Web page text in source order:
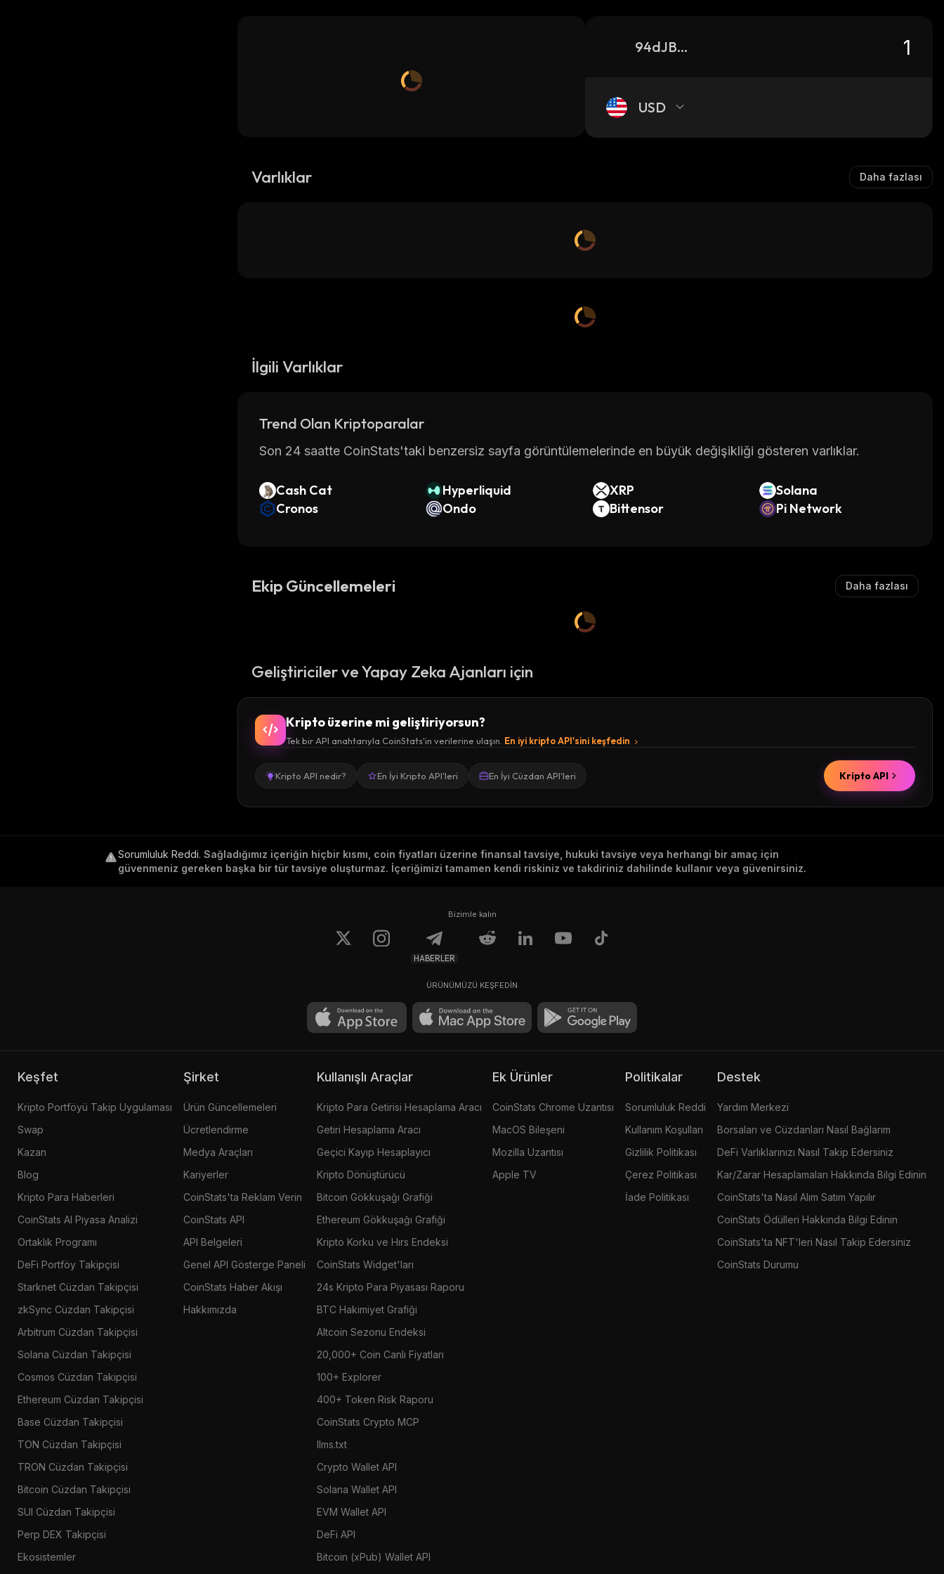
94dJBFLVRU9jf28ZVovUQYsVKm8RruciFC8MXkFDTTt8_solana
USD
Varlıklar Daha fazlası
İlgili Varlıklar
Trend Olan Kriptoparalar
Son 24 saatte CoinStats'taki benzersiz sayfa görüntülemelerinde en büyük değişikliği gösteren varlıklar.
Cash Cat Hyperliquid XRP
Solana
Cronos
Ondo Bittensor Pi Network
Ekip Güncellemeleri Daha fazlası
Geliştiriciler ve Yapay Zeka Ajanları için
Kripto üzerine mi geliştiriyorsun?
Tek bir API anahtarıyla CoinStats'in verilerine ulaşın. En iyi kripto API'sini keşfedin
Kripto API nedir? En İyi Kripto API'leri En İyi Cüzdan API'leri Kripto API
Sorumluluk Reddi. Sağladığımız içeriğin hiçbir kısmı, coin fiyatları üzerine finansal tavsiye, hukuki tavsiye veya herhangi bir amaç için
güvenmeniz gereken başka bir tür tavsiye oluşturmaz. İçeriğimizi tamamen kendi riskiniz ve takdiriniz dahilinde kullanır veya güvenirsiniz.
Bizimle kalın
HABERLER
ÜRÜNÜMÜZÜ KEŞFEDİN
Keşfet
Kripto Portföyü Takip Uygulaması
Swap
Kazan
Blog
Kripto Para Haberleri
CoinStats AI Piyasa Analizi
Ortaklık Programı
DeFi Portföy Takipçisi
Starknet Cüzdan Takipçisi
zkSync Cüzdan Takipçisi
Arbitrum Cüzdan Takipçisi
Solana Cüzdan Takipçisi
Cosmos Cüzdan Takipçisi
Ethereum Cüzdan Takipçisi
Base Cüzdan Takipçisi
TON Cüzdan Takipçisi
TRON Cüzdan Takipçisi
Bitcoin Cüzdan Takipçisi
SUI Cüzdan Takipçisi
Perp DEX Takipçisi
Ekosistemler
Şirket
Ürün Güncellemeleri
Ücretlendirme
Medya Araçları
Kariyerler
CoinStats'ta Reklam Verin
CoinStats API
API Belgeleri
Genel API Gösterge Paneli
CoinStats Haber Akışı
Hakkımızda
Kullanışlı Araçlar
Kripto Para Getirisi Hesaplama Aracı
Getiri Hesaplama Aracı
Geçici Kayıp Hesaplayıcı
Kripto Dönüştürücü
Bitcoin Gökkuşağı Grafiği
Ethereum Gökkuşağı Grafiği
Kripto Korku ve Hırs Endeksi
CoinStats Widget'ları
24s Kripto Para Piyasası Raporu
BTC Hakimiyet Grafiği
Altcoin Sezonu Endeksi
20,000+ Coin Canlı Fiyatları
100+ Explorer
400+ Token Risk Raporu
CoinStats Crypto MCP
llms.txt
Crypto Wallet API
Solana Wallet API
EVM Wallet API
DeFi API
Bitcoin (xPub) Wallet API
Ek Ürünler
CoinStats Chrome Uzantısı
MacOS Bileşeni
Mozilla Uzantısı
Apple TV
Politikalar
Sorumluluk Reddi
Kullanım Koşulları
Gizlilik Politikası
Çerez Politikası
İade Politikası
Destek
Yardım Merkezi
Borsaları ve Cüzdanları Nasıl Bağlarım
DeFi Varlıklarınızı Nasıl Takip Edersiniz
Kar/Zarar Hesaplamaları Hakkında Bilgi Edinin
CoinStats'ta Nasıl Alım Satım Yapılır
CoinStats Ödülleri Hakkında Bilgi Edinin
CoinStats'ta NFT'leri Nasıl Takip Edersiniz
CoinStats Durumu